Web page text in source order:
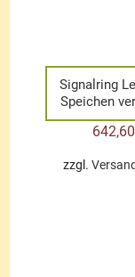
Signalring
Speichen
642,60
zzgl.